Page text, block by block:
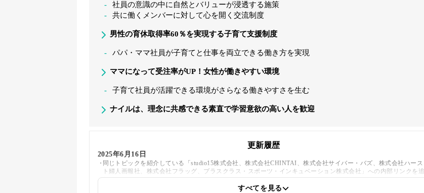
社員の意識の中に自然とバリューが浸透する施策
共に働くメンバーに対して心を開く交流制度
男性の育休取得率60％を実現する子育て支援制度
パパ・ママ社員が子育てと仕事を両立できる働き方を実現
ママになって受注率がUP！女性が働きやすい環境
子育て社員が活躍できる環境がさらなる働きやすさを生む
ナイルは、理念に共感できる素直で学習意欲の高い人を歓迎
更新履歴
2025年6月16日
同じトピックを紹介している「studio15株式会社、株式会社CHINTAI、株式会社サイバー・バズ、株式会社ハース
ト婦人画報社、株式会社フラッグ、プラスクラス・スポーツ・インキュベーション株式会社」への内部リンクを追
加しました
すべてを見る